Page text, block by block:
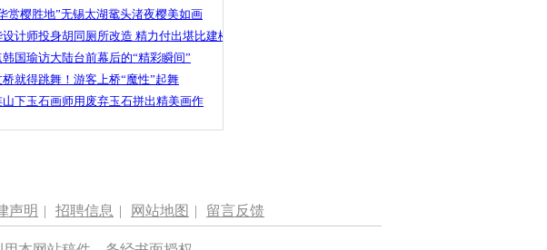
赏樱胜地”无锡太湖鼋头渚夜樱美如画
计师投身胡同厕所改造 精力付出堪比建楼
国瑜访大陆台前幕后的“精彩瞬间”
桥就得跳舞！游客上桥“魔性”起舞
山下玉石画师用废弃玉石拼出精美画作
声明 | 招聘信息 | 网站地图 | 留言反馈